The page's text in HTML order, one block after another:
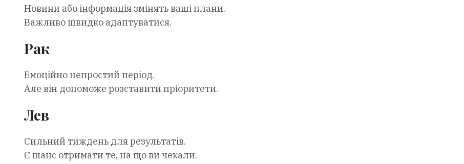
Новини або інформація змінять ваші плани.
Важливо швидко адаптуватися.
Рак
Емоційно непростий період.
Але він допоможе розставити пріоритети.
Лев
Сильний тиждень для результатів.
Є шанс отримати те, на що ви чекали.